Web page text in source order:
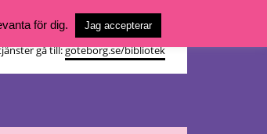
du söka böcker, logga in på ditt
bibliotekskonto eller nå övriga
gå till:goteborg.se/bibliotek
för dig. Jag accepterar